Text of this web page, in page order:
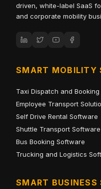
driven, white-label SaaS
and corporate mobility
SMART MOBILITY
Taxi Dispatch and
Employee Transport
Self Drive Rental Software
Shuttle Transport Software
Bus Booking Software
Trucking and Logistics
SMART BUSINESS